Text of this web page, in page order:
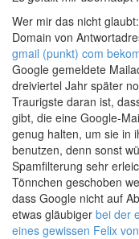
Wer mir das nicht
Domain von
gmail (punkt) com
Google gemeldete
dreiviertel Jahr später
Traurigste daran ist,
gibt, die eine Google-
genug halten, um sie in
benutzen, denn sonst
Spamfilterung sehr
Tönnchen geschoben
dass Google nicht auf
etwas gläubiger bei der
eines gewissen Felix